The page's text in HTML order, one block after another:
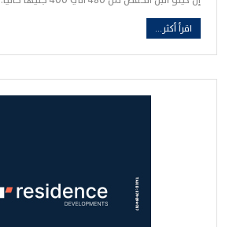
اقرأ أكثر...